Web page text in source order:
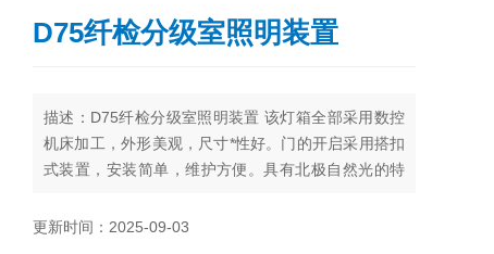
D75纤检分级室照明装置
描述：D75纤检分级室照明装置 该灯箱全部采用数控
机床加工，外形美观，尺寸*性好。门的开启采用搭扣
式装置，安装简单，维护方便。具有北极自然光的特
ISO911及GB/T13786－92） D75棉花分级室照明装
更新时间：2025-09-03